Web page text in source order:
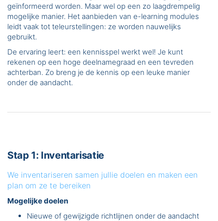
geïnformeerd worden. Maar wel op een zo laagdrempelig
mogelijke manier. Het aanbieden van e-learning modules
leidt vaak tot teleurstellingen: ze worden nauwelijks
gebruikt.
De ervaring leert: een kennisspel werkt wel! Je kunt
rekenen op een hoge deelnamegraad en een tevreden
achterban. Zo breng je de kennis op een leuke manier
onder de aandacht.
Stap 1: Inventarisatie
We inventariseren samen jullie doelen en maken een
plan om ze te bereiken
Mogelijke doelen
Nieuwe of gewijzigde richtlijnen onder de aandacht